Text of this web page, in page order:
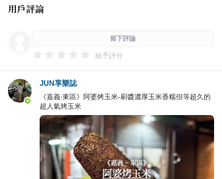
用戶評論
留下評論
給予評分
JUN享樂誌
《嘉義‧東區》阿婆烤玉米-刷醬濃厚玉米香糯但等超久的
超人氣烤玉米